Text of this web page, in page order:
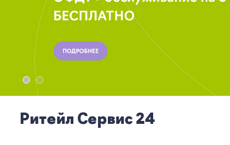
Ритейл Сервис 24